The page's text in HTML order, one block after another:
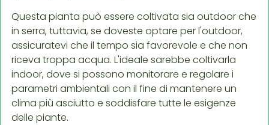
Questa pianta può essere coltivata sia outdoor che
in serra, tuttavia, se doveste optare per l'outdoor,
assicuratevi che il tempo sia favorevole e che non
riceva troppa acqua. L'ideale sarebbe coltivarla
indoor, dove si possono monitorare e regolare i
parametri ambientali con il fine di mantenere un
clima più asciutto e soddisfare tutte le esigenze
delle piante.